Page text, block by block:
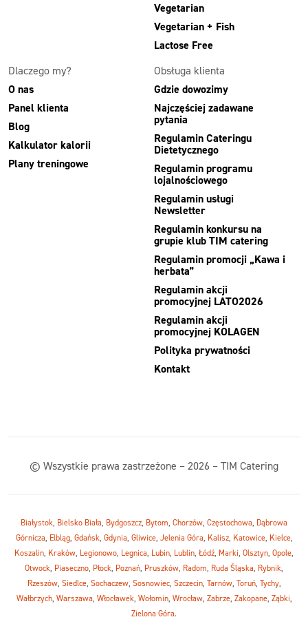
Vegetarian
Vegetarian + Fish
Lactose Free
Dlaczego my?
O nas
Panel klienta
Blog
Kalkulator kalorii
Plany treningowe
Obsługa klienta
Gdzie dowozimy
Najczęściej zadawane
pytania
Regulamin Cateringu
Dietetycznego
Regulamin programu
lojalnościowego
Regulamin usługi
Newsletter
Regulamin konkursu na
grupie klub TIM catering
Regulamin promocji „Kawa i
herbata”
Regulamin akcji
promocyjnej LATO2026
Regulamin akcji
promocyjnej KOLAGEN
Polityka prywatności
Kontakt
© Wszystkie prawa zastrzeżone – 2026 – TIM Catering
Białystok, Bielsko Biała, Bydgoszcz, Bytom, Chorzów, Częstochowa, Dąbrowa
Górnicza, Elbląg, Gdańsk, Gdynia, Gliwice, Jelenia Góra, Kalisz, Katowice, Kielce,
Koszalin, Kraków, Legionowo, Legnica, Lubin, Lublin, Łódź, Marki, Olsztyn, Opole,
Otwock, Piaseczno, Płock, Poznań, Pruszków, Radom, Ruda Śląska, Rybnik,
Rzeszów, Siedlce, Sochaczew, Sosnowiec, Szczecin, Tarnów, Toruń, Tychy,
Wałbrzych, Warszawa, Włocławek, Wołomin, Wrocław, Zabrze, Zakopane, Ząbki,
Zielona Góra.